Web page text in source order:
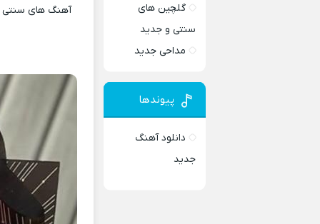
آهنگ های سنتی
گلچین های
سنتی و جدید
مداحی جدید
پیوندها
دانلود آهنگ
جدید